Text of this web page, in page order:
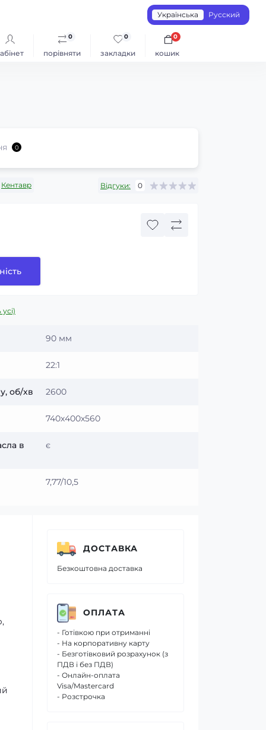
Українська Русский
порівняти
0
закладки
0
кошик
0
0
Кентавр Відгуки: 0
90 мм
22:1
об/хв 2600
740х400х560
в є
7,77/10,5
ДОСТАВКА
Безкоштовна доставка
ОПЛАТА
- Готівкою при отриманні
- На корпоративну карту
- Безготівковий розрахунок (з
ПДВ і без ПДВ)
- Онлайн-оплата
Visa/Mastercard
- Розстрочка